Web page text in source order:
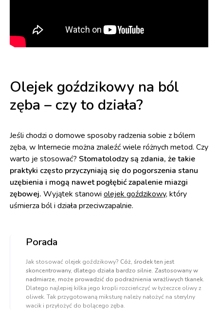
Olejek goździkowy na ból
zęba – czy to działa?
Jeśli chodzi o domowe sposoby radzenia sobie z bólem
zęba, w Internecie można znaleźć wiele różnych metod. Czy
warto je stosować? Stomatolodzy są zdania, że takie
praktyki często przyczyniają się do pogorszenia stanu
uzębienia i mogą nawet pogłębić zapalenie miazgi
zębowej. Wyjątek stanowi olejek goździkowy, który
uśmierza ból i działa przeciwzapalnie.
Porada
Jak stosować olejek goździkowy? Cóż, środek ten jest
skoncentrowany, dlatego działa bardzo silnie. Zastosowany w
nadmiarze, może prowadzić do podrażnienia wrażliwych tkanek.
Dlatego najlepiej kilka jego kropli rozcieńczyć w łyżeczce oliwy z
oliwek. Tak przygotowaną miksturę należy nałożyć na sterylny
wacik i przyłożyć do bolącego zęba.